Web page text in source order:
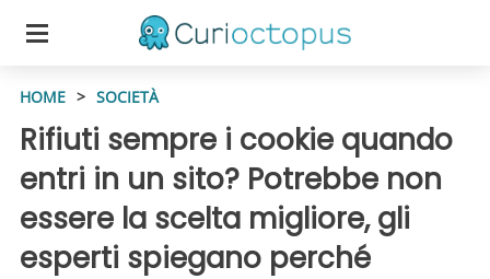
HOME > SOCIETÀ
Rifiuti sempre i cookie quando
entri in un sito? Potrebbe non
essere la scelta migliore, gli
esperti spiegano perché